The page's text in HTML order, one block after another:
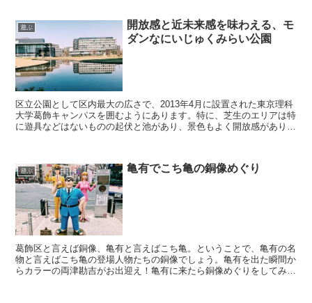
遊ぶ
開放感と近未来感を味わえる、モ
ダンなにいじゅくみらい公園
区立公園として区内最大の広さで、2013年4月に設置された東京理科
大学葛飾キャンパスを囲むようにあります。特に、芝生のエリアは特
に遊具などはないものの起伏と池があり、景色もよく開放感があり気
遊ぶ 亀有でこち亀の銅像めぐり
葛飾区と言えば銅像、亀有と言えばこち亀。ということで、亀有の名
物と言えばこち亀の登場人物たちの銅像でしょう。亀有を出た瞬間か
らカラーの両津勘吉がお出迎え！亀有に来たら銅像めぐりをしてみる